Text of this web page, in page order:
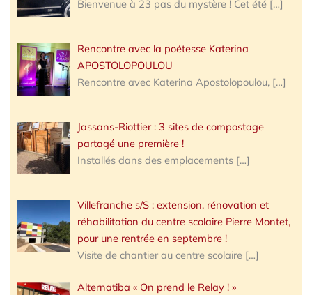
Bienvenue à 23 pas du mystère ! Cet été […]
Rencontre avec la poétesse Katerina
APOSTOLOPOULOU
Rencontre avec Katerina Apostolopoulou, […]
Jassans-Riottier : 3 sites de compostage
partagé une première !
Installés dans des emplacements […]
Villefranche s/S : extension, rénovation et
réhabilitation du centre scolaire Pierre Montet,
pour une rentrée en septembre !
Visite de chantier au centre scolaire […]
Alternatiba « On prend le Relay ! »